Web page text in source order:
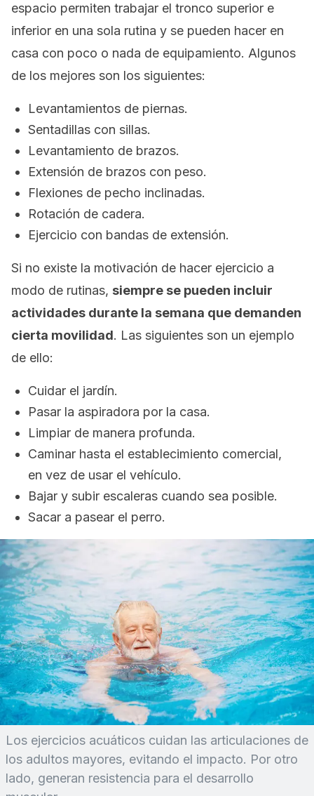
espacio permiten trabajar el tronco superior e
inferior en una sola rutina y se pueden hacer en
casa con poco o nada de equipamiento. Algunos
de los mejores son los siguientes:
Levantamientos de piernas.
Sentadillas con sillas.
Levantamiento de brazos.
Extensión de brazos con peso.
Flexiones de pecho inclinadas.
Rotación de cadera.
Ejercicio con bandas de extensión.
Si no existe la motivación de hacer ejercicio a
modo de rutinas, siempre se pueden incluir
actividades durante la semana que demanden
cierta movilidad. Las siguientes son un ejemplo
de ello:
Cuidar el jardín.
Pasar la aspiradora por la casa.
Limpiar de manera profunda.
Caminar hasta el establecimiento comercial,
en vez de usar el vehículo.
Bajar y subir escaleras cuando sea posible.
Sacar a pasear el perro.
Los ejercicios acuáticos cuidan las articulaciones de
los adultos mayores, evitando el impacto. Por otro
lado, generan resistencia para el desarrollo